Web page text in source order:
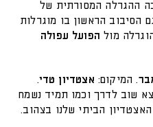
ההגרלה המסורתית של
הסיבוב הראשון בו מוגרלות
מול הפועל עפולה
. המיקום: אצטדיון טדי.
שוב לדרך וכמו תמיד נשמח
הביתי שלנו בצהוב.